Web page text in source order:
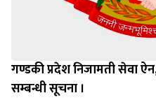
गण्डकी प्रदेश निजामती सेवा
सम्बन्धी सूचना ।